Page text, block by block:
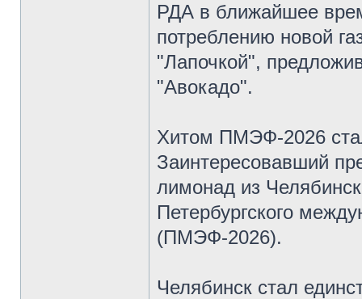
РДА в ближайшее
потреблению новой
"Лапочкой",
"Авокадо".
Хитом ПМЭФ-2026
Заинтересовавший
лимонад из
Петербургского
(ПМЭФ-2026).
Челябинск стал